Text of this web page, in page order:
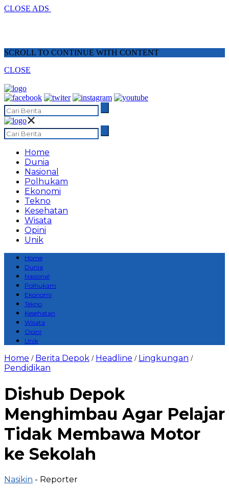
CLOSE ADS
SCROLL TO CONTINUE WITH CONTENT
CLOSE
Home
Dunia
Nasional
Polhukam
Ekonomi
Tekno
Kesehatan
Wisata
Opini
Unik
Home
Dunia
Nasional
Polhukam
Ekonomi
Tekno
Kesehatan
Wisata
Opini
Unik
Home / Berita Depok / Headline / Lingkungan /
Pendidikan
Dishub Depok
Menghimbau Agar Pelajar
Tidak Membawa Motor
ke Sekolah
Nasikin - Reporter